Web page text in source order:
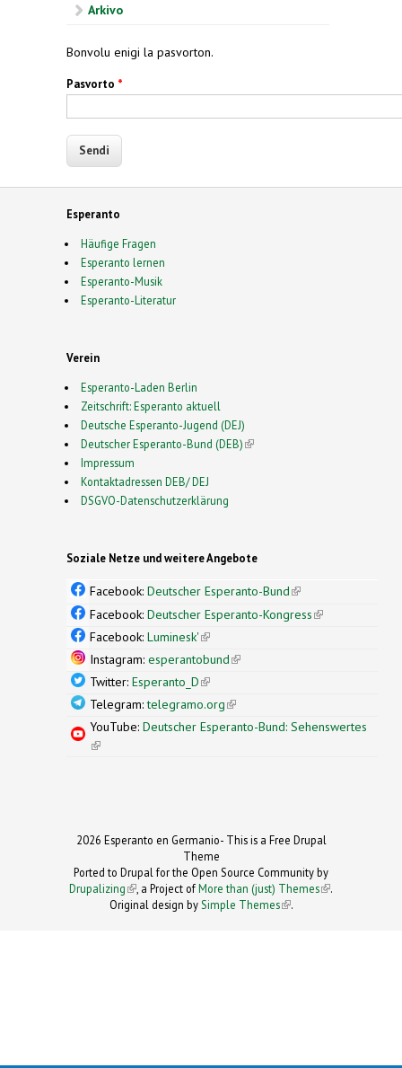
Arkivo
Bonvolu enigi la pasvorton.
Pasvorto *
Esperanto
Häufige Fragen
Esperanto lernen
Esperanto-Musik
Esperanto-Literatur
Verein
Esperanto-Laden Berlin
Zeitschrift: Esperanto aktuell
Deutsche Esperanto-Jugend (DEJ)
Deutscher Esperanto-Bund (DEB)(link is external)
Impressum
Kontaktadressen DEB/ DEJ
DSGVO-Datenschutzerklärung
Soziale Netze und weitere Angebote
Facebook: Deutscher Esperanto-Bund(link is
external)
Facebook: Deutscher Esperanto-Kongress(link is
Facebook: Luminesk'(link is external)
Instagram: esperantobund(link is external)
Twitter: Esperanto_D(link is external)
Telegram:telegramo.org(link is external)
YouTube: Deutscher Esperanto-Bund: Sehenswertes
(link is external)
2026 Esperanto en Germanio- This is a Free Drupal
Theme
Ported to Drupal for the Open Source Community by
Drupalizing(link is external)
, a Project ofMore than (just) Themes (link is
.
Original design by Simple Themes
(link is
.